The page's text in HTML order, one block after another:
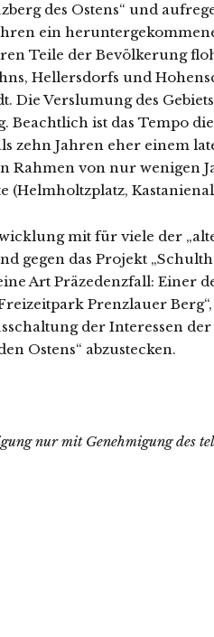
des Ostens“ und
ein
Teile der Bevölkerung
Hellersdorfs und
Die Verslumung des
Beachtlich ist das Tempo
zehn Jahren eher einem
Rahmen von nur wenigen
(Helmholtzplatz,
mit für viele der
gegen das Projekt
Art Präzedenzfall: Einer
Prenzlauer
der Interessen
Ostens“ abzustecken.
nur mit Genehmigung des